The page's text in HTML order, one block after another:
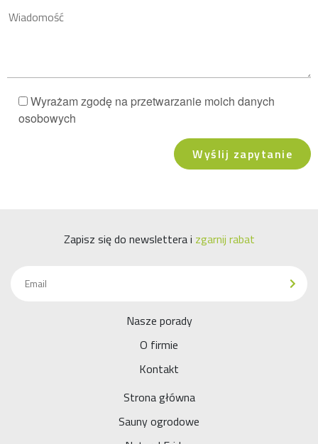
Wyrażam zgodę na przetwarzanie moich danych
osobowych
Zapisz się do newslettera i zgarnij rabat
Nasze porady
O firmie
Kontakt
Strona główna
Sauny ogrodowe